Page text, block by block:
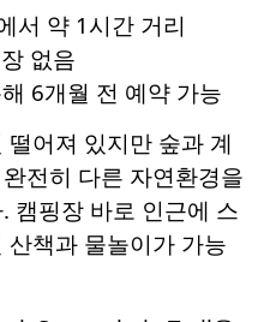
서 약 1시간 거리
없음
6개월 전 예약 가능
어져 있지만 숲과 계
전히 다른 자연환경을
캠핑장 바로 인근에 스
책과 물놀이가 가능